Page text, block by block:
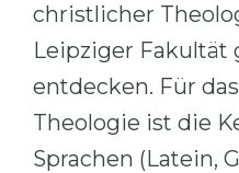
RIASEC Test
Success at
100%
Ukraine
Kazakhstan
Azerbaijan
Armenia
christlicher
Leipziger Fakultät
entdecken. Für
Theologie ist die
Sprachen (Latein,